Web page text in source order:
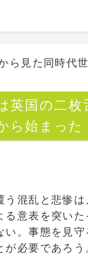
ら見た同時代
英国の二枚
ら始まった
混乱と悲惨は
る意表を突い
い。事態を見
必要であろう